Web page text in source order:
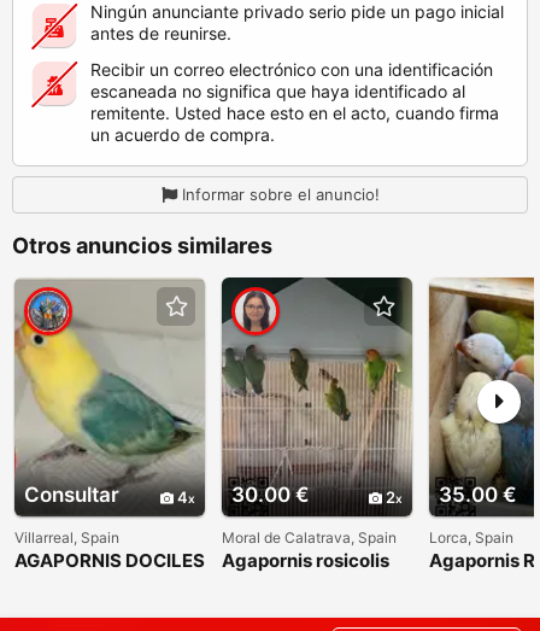
Ningún anunciante privado serio pide un pago inicial
antes de reunirse.
Recibir un correo electrónico con una identificación
escaneada no significa que haya identificado al
remitente. Usted hace esto en el acto, cuando firma
un acuerdo de compra.
Informar sobre el anuncio!
Otros anuncios similares
Consultar 4
Villarreal, Spain
AGAPORNIS DOCILES
SEXADAS POR ADN
30.00 € 2
Moral de Calatrava, Spain
Agapornis rosicolis
35.00 €
Lorca, Spain
Agapornis
Papilleros